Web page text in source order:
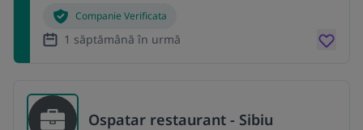
Companie Verificata
1 săptămână în urmă
Ospatar restaurant - Sibiu